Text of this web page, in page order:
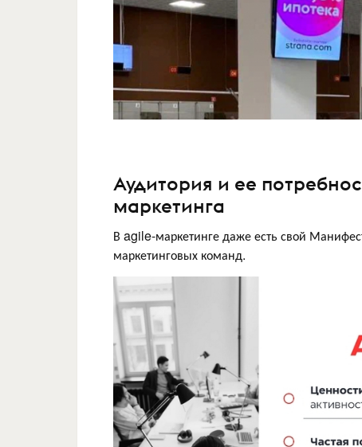
Аудитория и ее
маркетинга
В agile-маркетинге даже есть свой
маркетинговых команд.